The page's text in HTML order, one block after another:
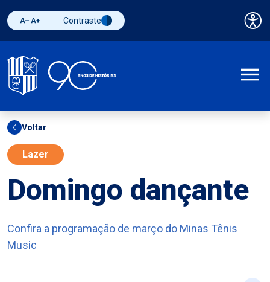
Diminuir fonte
Aumentar fonteAlternar contraste
Contraste
Voltar
Lazer
Domingo dançante
Confira a programação de março do Minas Tênis
Music